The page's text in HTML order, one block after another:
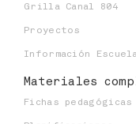
Grilla Canal 804
Proyectos
Información
Materiales
Fichas pedagógicas